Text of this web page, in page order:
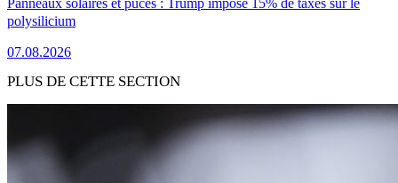
Panneaux solaires et puces : Trump impose 15% de taxes sur le
polysilicium
07.08.2026
PLUS DE CETTE SECTION